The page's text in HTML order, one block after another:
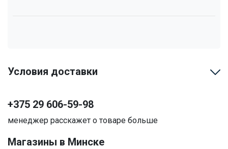
Условия доставки
+375 29 606-59-98
менеджер расскажет о товаре больше
Магазины в Минске